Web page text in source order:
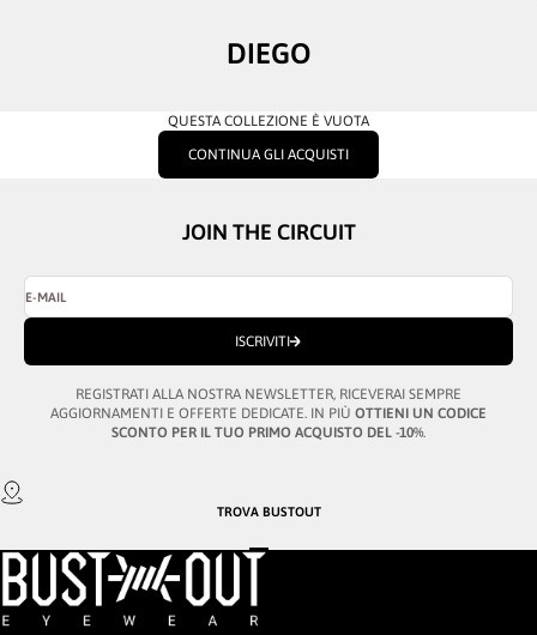
DIEGO
QUESTA COLLEZIONE È VUOTA
CONTINUA GLI ACQUISTI
JOIN THE CIRCUIT
E-MAIL
ISCRIVITI
REGISTRATI ALLA NOSTRA NEWSLETTER, RICEVERAI SEMPRE
AGGIORNAMENTI E OFFERTE DEDICATE. IN PIÙ OTTIENI UN CODICE
SCONTO PER IL TUO PRIMO ACQUISTO DEL -10%.
TROVA BUSTOUT
VAI ALL'ARTICOLO 1